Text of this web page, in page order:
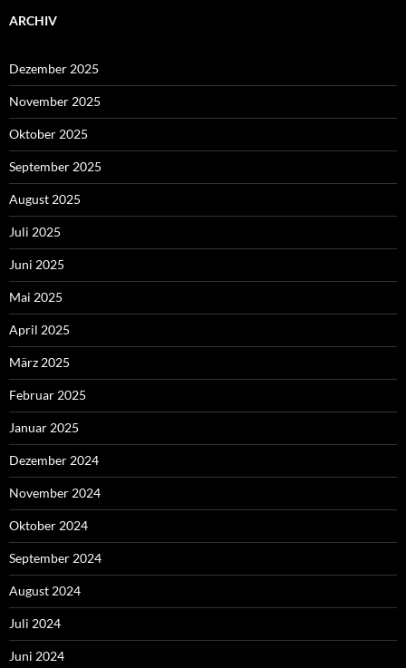
ARCHIV
Dezember 2025
November 2025
Oktober 2025
September 2025
August 2025
Juli 2025
Juni 2025
Mai 2025
April 2025
März 2025
Februar 2025
Januar 2025
Dezember 2024
November 2024
Oktober 2024
September 2024
August 2024
Juli 2024
Juni 2024